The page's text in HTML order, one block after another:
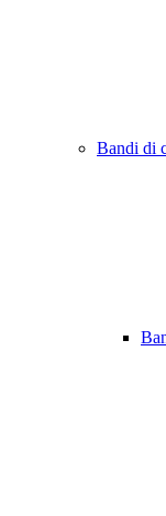
Bandi di